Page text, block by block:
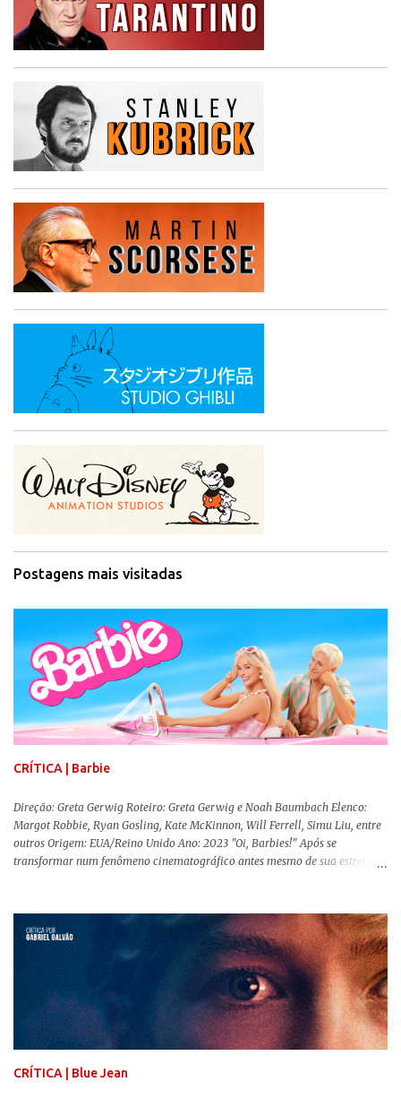
Postagens mais visitadas
CRÍTICA | Barbie
Direção: Greta Gerwig Roteiro: Greta Gerwig e Noah Baumbach Elenco:
Margot Robbie, Ryan Gosling, Kate McKinnon, Will Ferrell, Simu Liu, entre
outros Origem: EUA/Reino Unido Ano: 2023 "Oi, Barbies!" Após se
transformar num fenômeno cinematográfico antes mesmo de sua estreia,
lançamento, posso afirmar que o longa, dirigido por Greta Gerwig (
Adoráveis Mulheres ) prometeu tudo e entregou mais ainda, se provando o
filme do ano até aqui. Repleto de criatividade, humor e sem medo de não se
levar a sério, a produção aborda temas complexos com críticas potentes. Já
conhecida por sua filmografia feminista, Gerwig traz uma reflexão de
como a Barbie se encaixa no mundo moderno, desenvolvendo a
importância e o impacto, positivo ou negativo, da boneca na vida das
pessoas. Isso tudo com um sentimento de nostalgia multigeracional. Na
CRÍTICA | Blue Jean